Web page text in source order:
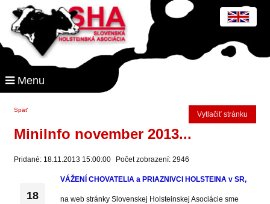
Menu
Späť
Vytlačiť stránku
MiniInfo november 2013...
Pridané: 18.11.2013 15:00:00 Počet zobrazení: 2946
18
VÁŽENÍ CHOVATELIA a PRIAZNIVCI HOLSTEINA v SR,
na web stránky Slovenskej Holsteinskej Asociácie sme